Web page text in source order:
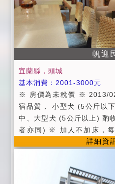
(請自備電腦) ◎住宿須知 ◎
為響應環保，主動參與環
畫」，凡住宿本民宿，不使
用品(包括牙刷、刮鬍刀、
等)，每項將捐助1元至2元
動或民間非營利組織推廣相
毛巾等，房價九折優惠(春節
帆迎
宜蘭縣，頭城
基本消費：2001-3000元
※ 房價為未稅價 ※ 2013/
宿品質， 小型犬 (5公斤以
中、大型犬 (5公斤以上) 酌
者亦同) ※ 加人不加床，
床，每人收費500元。 ※ 農
以下不收費，若需加床需收
日價 (禮拜五有人要上班耶
詳細資